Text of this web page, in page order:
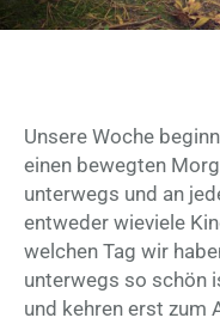
Unsere Woche
einen bewegten
unterwegs und an
entweder wieviele
welchen Tag wir
unterwegs so schön
und kehren erst zum